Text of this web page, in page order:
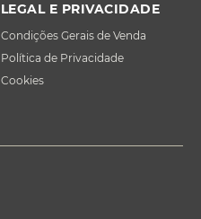
LEGAL E PRIVACIDADE
Condições Gerais de Venda
Política de Privacidade
Cookies